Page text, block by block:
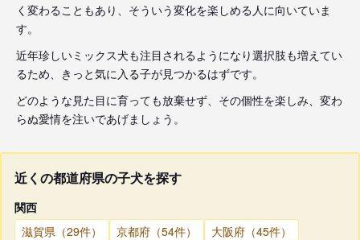
く変わることもあり、そういう変化を楽しめる人に向いていま
す。
近年珍しいミックス犬も注目されるようになり選択肢も増えてい
るため、きっと気に入る子が見つかるはずです。
どのような見た目に育っても放棄せず、その個性を楽しみ、変わ
らぬ愛情を注いであげましょう。
近くの都道府県の子犬を探す
関西
滋賀県（29件）
京都府（54件）
大阪府（45件）